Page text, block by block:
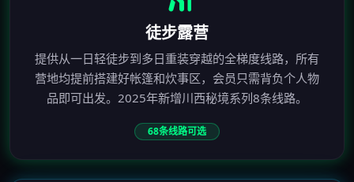
徒步露营
提供从一日轻徒步到多日重装穿越的全梯度线路，所有
营地均提前搭建好帐篷和炊事区，会员只需背负个人物
品即可出发。2025年新增川西秘境系列8条线路。
68条线路可选